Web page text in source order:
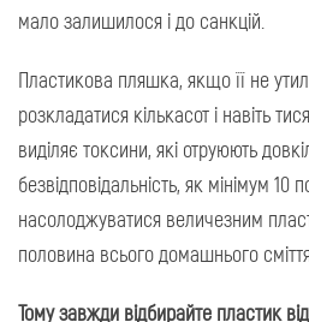
мало залишилося і до санкцій.
Пластикова пляшка, якщо її не
розкладатися кількасот і навіть
виділяє токсини, які отруюють
безвідповідальність, як мінімум 10
насолоджуватися величезним
половина всього домашнього
Тому завжди відбирайте пластик